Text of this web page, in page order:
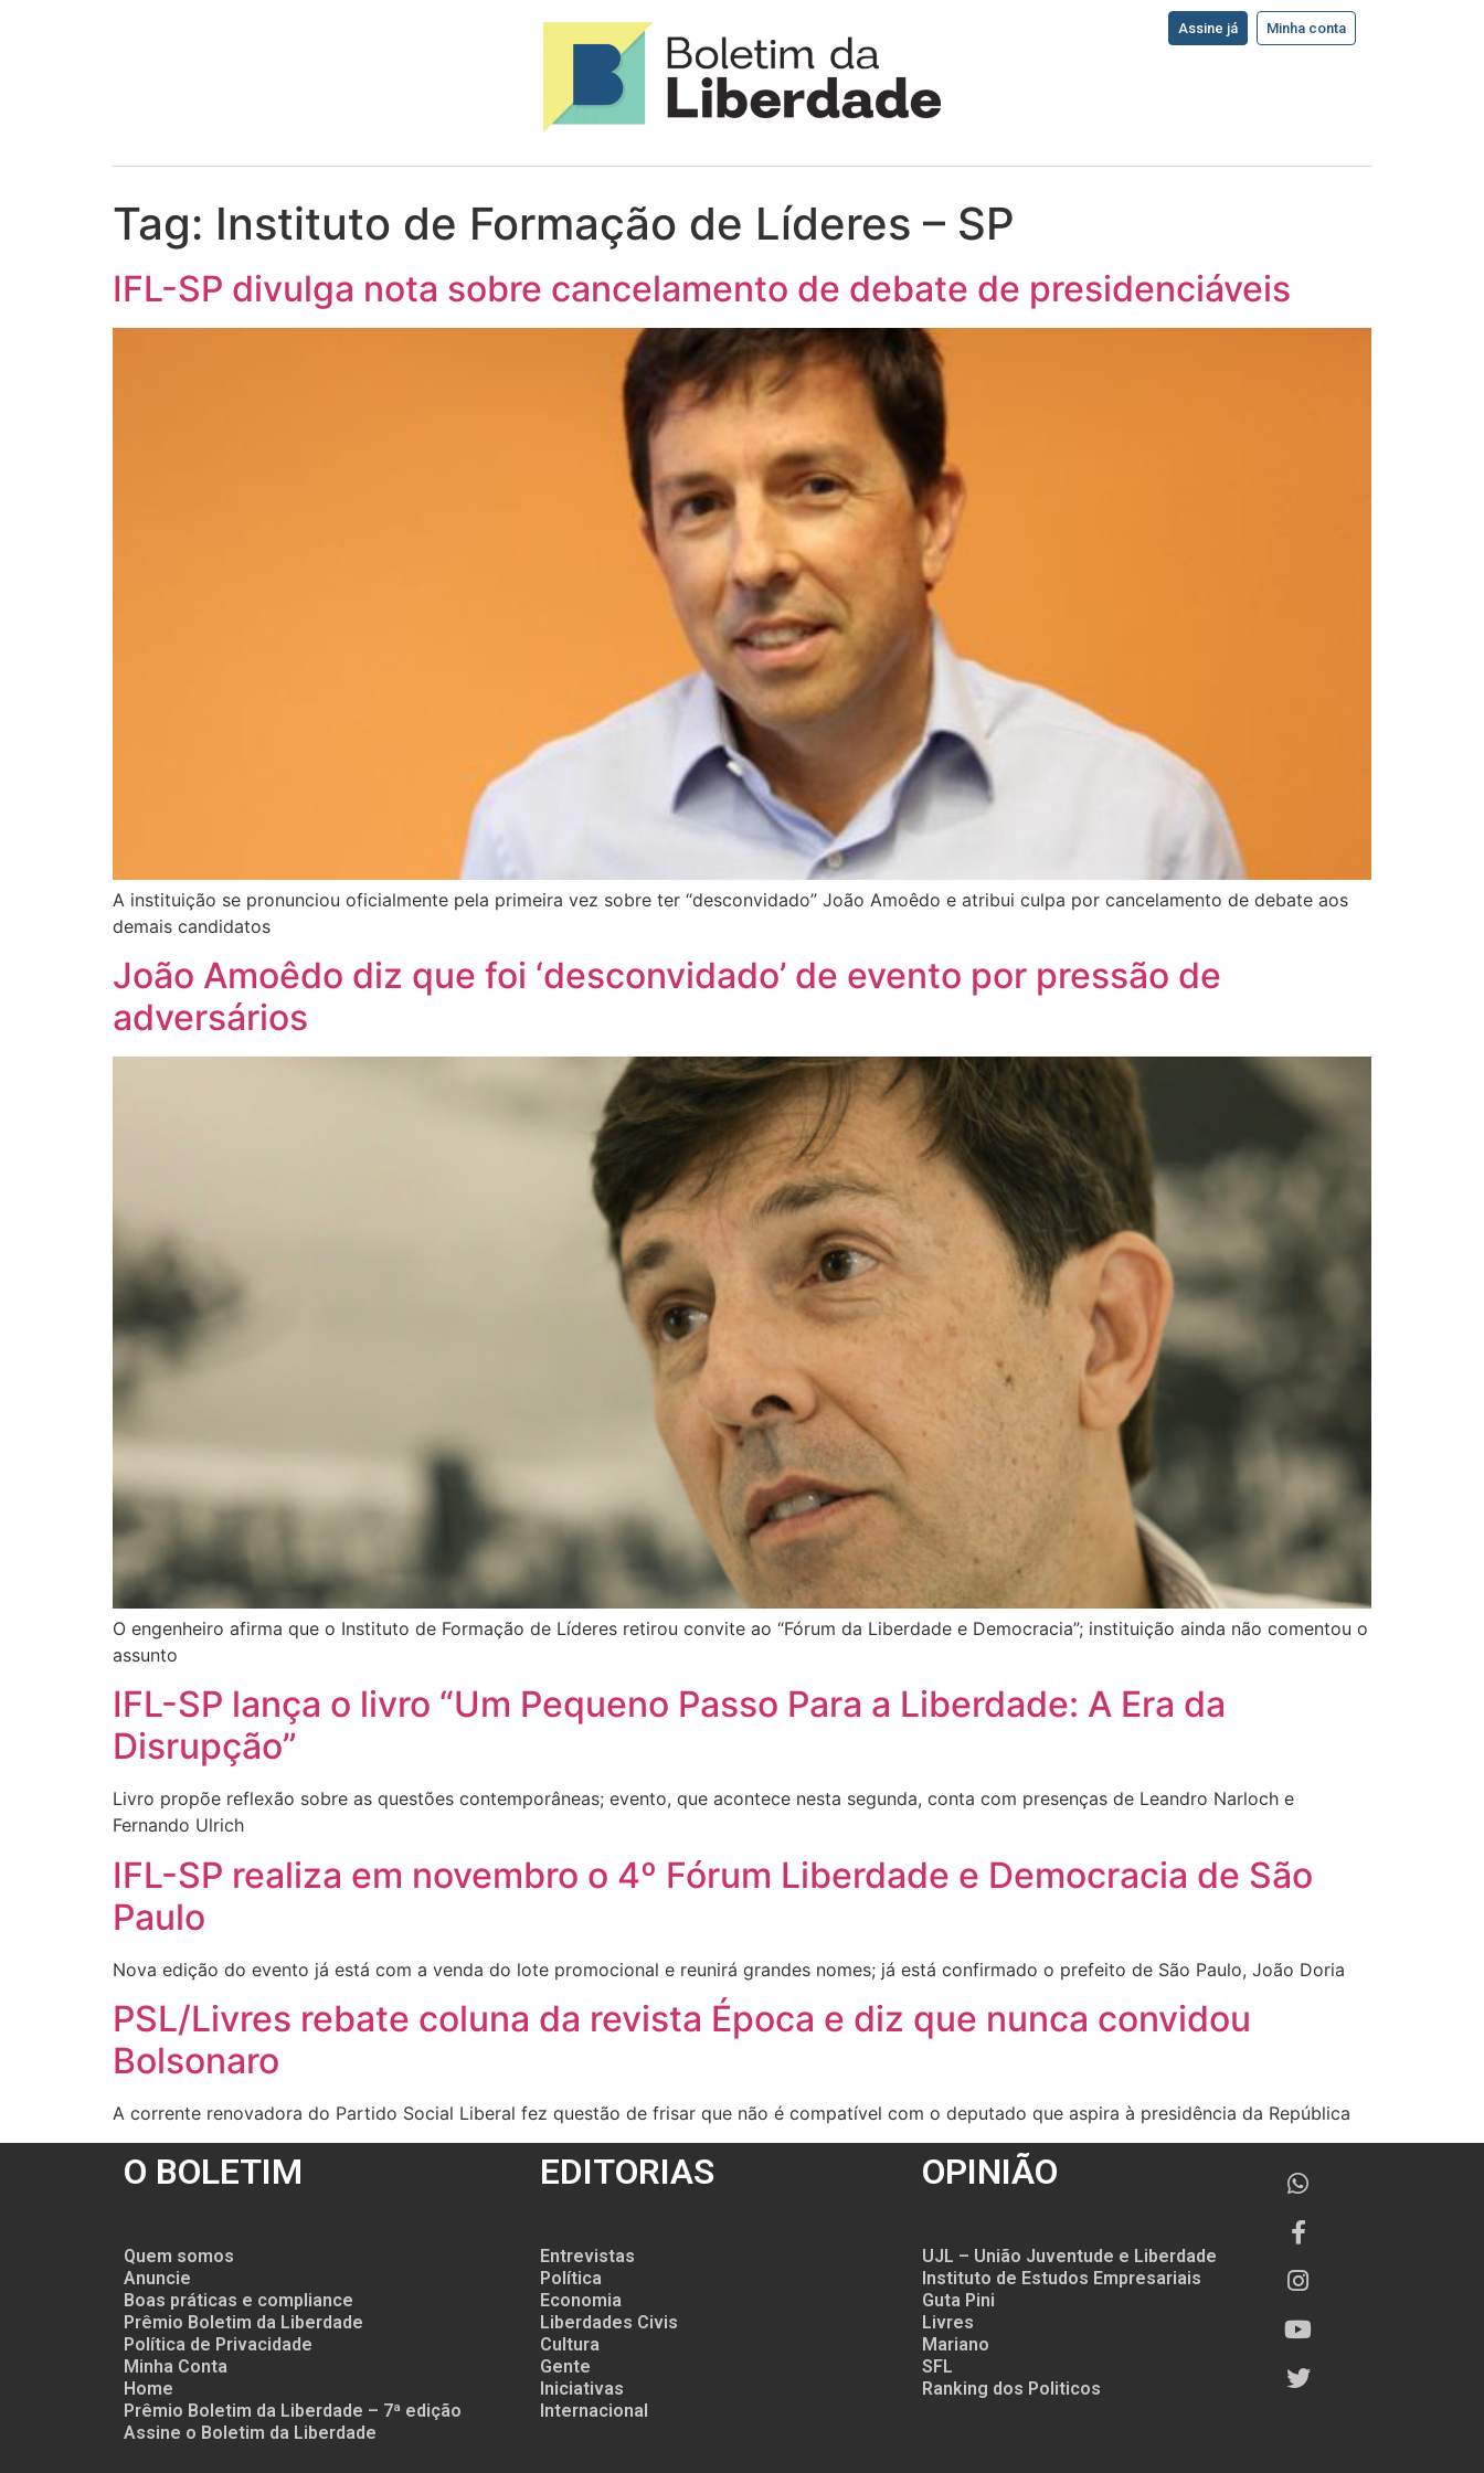
Assine já Minha conta
Tag: Instituto de Formação de Líderes – SP
IFL-SP divulga nota sobre cancelamento de debate de presidenciáveis
A instituição se pronunciou oficialmente pela primeira vez sobre ter “desconvidado” João Amoêdo e atribui culpa por cancelamento de debate aos
demais candidatos
João Amoêdo diz que foi ‘desconvidado’ de evento por pressão de
adversários
O engenheiro afirma que o Instituto de Formação de Líderes retirou convite ao “Fórum da Liberdade e Democracia”; instituição ainda não comentou o
assunto
IFL-SP lança o livro “Um Pequeno Passo Para a Liberdade: A Era da
Disrupção”
Livro propõe reflexão sobre as questões contemporâneas; evento, que acontece nesta segunda, conta com presenças de Leandro Narloch e
Fernando Ulrich
IFL-SP realiza em novembro o 4º Fórum Liberdade e Democracia de São
Paulo
Nova edição do evento já está com a venda do lote promocional e reunirá grandes nomes; já está confirmado o prefeito de São Paulo, João Doria
PSL/Livres rebate coluna da revista Época e diz que nunca convidou
Bolsonaro
A corrente renovadora do Partido Social Liberal fez questão de frisar que não é compatível com o deputado que aspira à presidência da República
O BOLETIM
Quem somos
Anuncie
Boas práticas e compliance
Prêmio Boletim da Liberdade
Política de Privacidade
Minha Conta
Home
Prêmio Boletim da Liberdade – 7ª edição
Assine o Boletim da Liberdade
EDITORIAS
Entrevistas
Política
Economia
Liberdades Civis
Cultura
Gente
Iniciativas
Internacional
OPINIÃO
UJL – União Juventude e Liberdade
Instituto de Estudos Empresariais
Guta Pini
Livres
Mariano
SFL
Ranking dos Politicos